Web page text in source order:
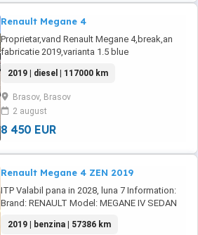
Renault Megane 4
Proprietar,vand Renault Megane 4,break,an
fabricatie 2019,varianta 1.5 blue
zone,geamuri-oglinzi electrice,pilot
automat,led,android auto,etc... Masina a fost
adusa personal din Franta,km actuali
117000,in crestere,detin raport car vertical(a
fost adusa la 72000),consumabile ...
2019 | diesel | 117000 km
Brasov, Brasov
2 august
8 450 EUR
Renault Megane 4 ZEN 2019
ITP Valabil pana in 2028, luna 7 Information:
Brand: RENAULT Model: MEGANE IV SEDAN
inchisa Upholstery: Tapiterie textila de
2019 | benzina | 57386 km